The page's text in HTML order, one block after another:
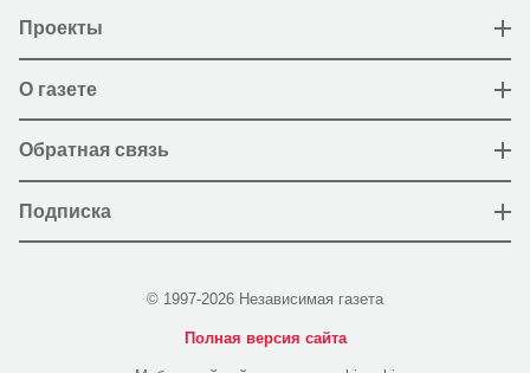
Проекты
О газете
Обратная связь
Подписка
© 1997-2026 Независимая газета
Полная версия сайта